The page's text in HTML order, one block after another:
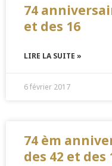
74
et des 16
LIRE LA SUITE »
6 février 2017
74 èm
des 42 et des